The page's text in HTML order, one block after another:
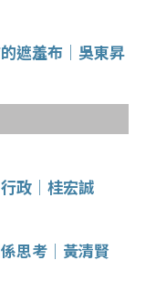
遮羞布│吳東昇
政│桂宏誠
思考│黃清賢